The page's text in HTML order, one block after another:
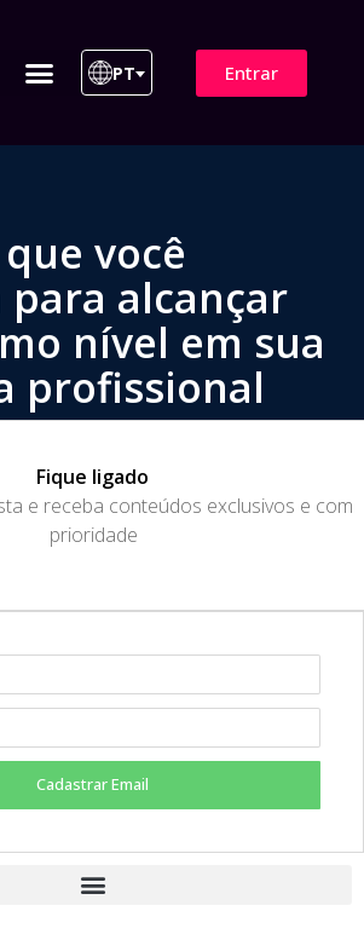
PT Entrar
você
para alcançar
nível em sua
profissional
Fique ligado
e receba conteúdos exclusivos e com
prioridade
Cadastrar Email